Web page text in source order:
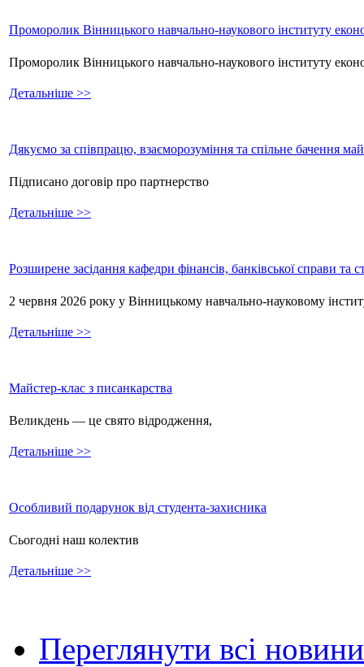
Проморолик Вінницького навчально-наукового інституту
Проморолик Вінницького навчально-наукового інституту
Детальніше >>
Дякуємо за співпрацю, взаєморозуміння та спільне бачення
Підписано договір про партнерство
Детальніше >>
Розширене засідання кафедри фінансів, банківської справи та
2 червня 2026 року у Вінницькому навчально-науковому
Детальніше >>
Майстер-клас з писанкарства
Великдень — це свято відродження,
Детальніше >>
Особливий подарунок від студента-захисника
Сьогодні наш колектив
Детальніше >>
Переглянути всі новини